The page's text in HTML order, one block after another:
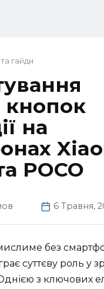
та гайди
кнопок
на
POCO
6 Травня,
без
суттєву роль у
з ключових